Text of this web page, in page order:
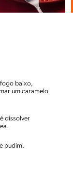
fogo baixo,
um caramelo
dissolver
pudim,